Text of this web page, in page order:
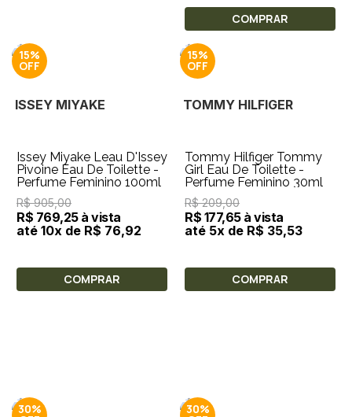
COMPRAR
15%
ISSEY MIYAKE
Issey Miyake Leau D'Issey
Pivoine Eau De Toilette -
Perfume Feminino 100ml
R$ 905,00
R$ 769,25 à vista
até 10x de R$ 76,92
COMPRAR
15%
TOMMY HILFIGER
Tommy Hilfiger Tommy
Girl Eau De Toilette -
Perfume Feminino 30ml
R$ 209,00
R$ 177,65 à vista
até 5x de R$ 35,53
COMPRAR
30% 30%